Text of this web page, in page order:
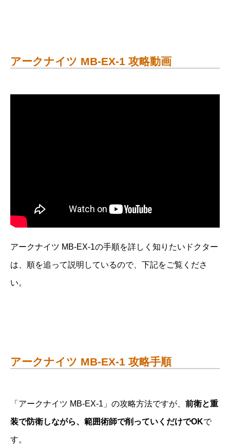
アークナイツ MB-EX-1 攻略動画
アークナイツ MB-EX-1の手順を詳しく知りたいドクター
は、順を追って説明しているので、下記をご覧くださ
い。
アークナイツ MB-EX-1 攻略手順
「アークナイツ MB-EX-1」の攻略方法ですが、 前衛と重
装で防衛しながら、範囲術師で削っていくだけでOKで
す。